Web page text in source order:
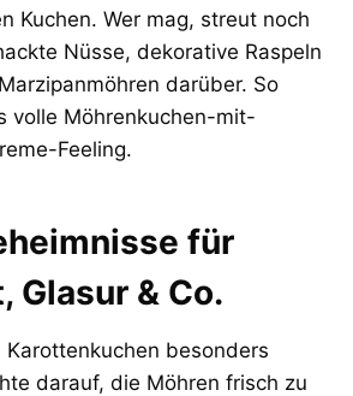
Kuchen. Wer mag, streut noch
Nüsse, dekorative Raspeln
darüber. So
volle Möhrenkuchen-mit-
Feeling.
für
Glasur & Co.
Karottenkuchen besonders
darauf, die Möhren frisch zu